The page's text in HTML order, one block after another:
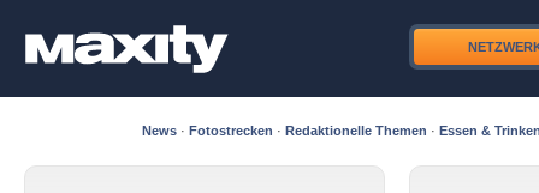
News · Fotostrecken · Redaktionelle Themen · Essen &